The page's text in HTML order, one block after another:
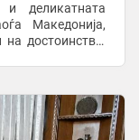
и деликатната
Македонија,
достоинство,